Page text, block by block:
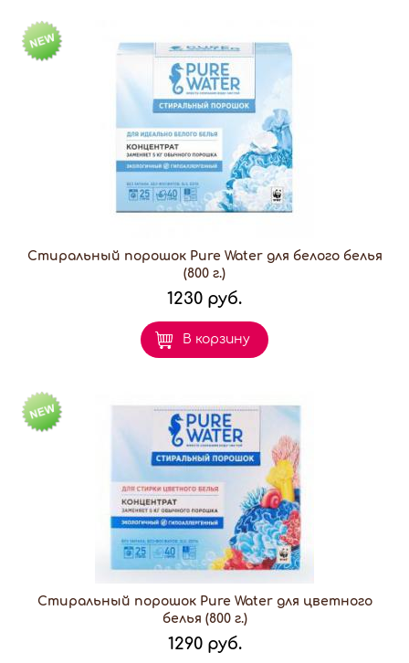
Стиральный порошок Pure Water для белого белья
(800 г.)
1230 руб.
В корзину
Стиральный порошок Pure Water для цветного
белья (800 г.)
1290 руб.